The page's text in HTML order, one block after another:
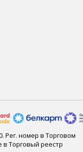
Рег. номер в Торговом
в Торговый реестр